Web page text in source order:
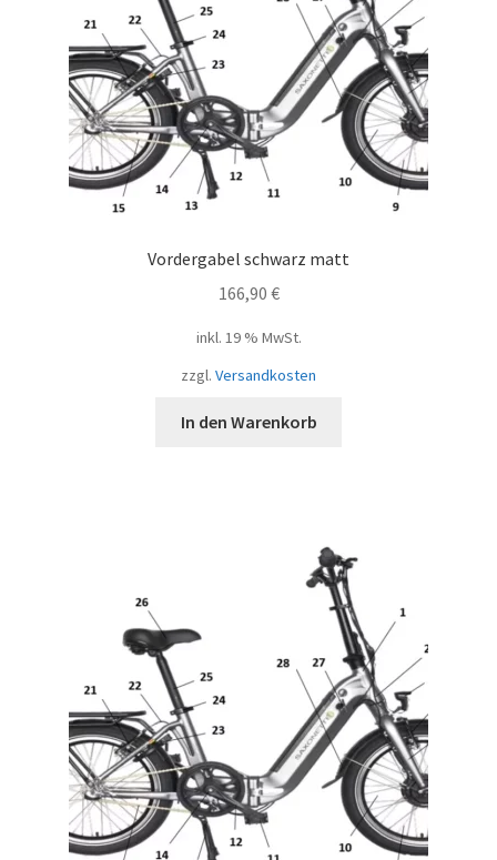
Vordergabel schwarz matt
166,90 €
inkl. 19 % MwSt.
zzgl. Versandkosten
In den Warenkorb